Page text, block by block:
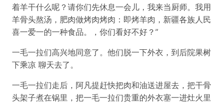
着羊干什么呢？请你们先休息一会儿，我来当厨师。我用
羊骨头熬汤，肥肉做烤肉烤肉：即烤羊肉，新疆各族人民
喜一爱一的一种食品。，你们看好不好？”
一毛一拉们高兴地同意了。他们脱一下外衣，到后院果树
下乘凉 聊天去了。
一毛一拉们走后，阿凡提赶快把肉和油送进屋去，把干骨
头架子煮在锅里，把一毛一拉们贵重的外衣塞一进灶火里